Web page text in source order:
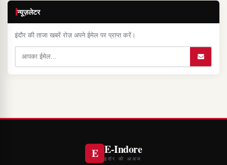
न्यूज़लेटर
इंदौर की ताजा खबरें रोज़ अपने ईमेल पर प्राप्त करें।
E E-Indore
इंदौर की आवाज